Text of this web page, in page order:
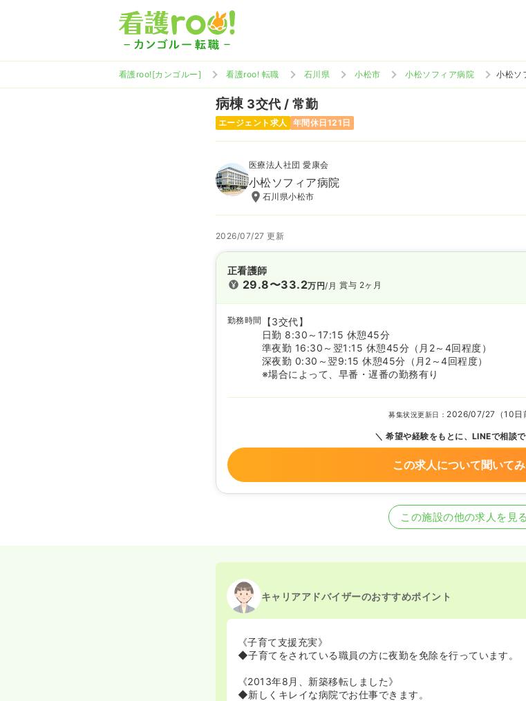
看護roo![カンゴルー] 看護roo! 転職 石川県 小松市 小松ソフィア病院 小松ソ
病棟 3交代 / 常勤
エージェント求人 年間休日121日
医療法人社団 愛康会
小松ソフィア病院
石川県小松市
2026/07/27 更新
正看護師
29.8〜33.2万円/月 賞与 2ヶ月
勤務時間
【3交代】
日勤 8:30～17:15 休憩45分
準夜勤 16:30～翌1:15 休憩45分（月2～4回程度）
深夜勤 0:30～翌9:15 休憩45分（月2～4回程度）
※場合によって、早番・遅番の勤務有り
募集状況更新日： 2026/07/27（10日
希望や経験をもとに、LINEで相談
この求人について聞いて
この施設の他の求人を見る
キャリアアドバイザーのおすすめポイント
《子育て支援充実》
◆子育てをされている職員の方に夜勤を免除を行っています。
《2013年8月、新築移転しました》
◆新しくキレイな病院でお仕事できます。